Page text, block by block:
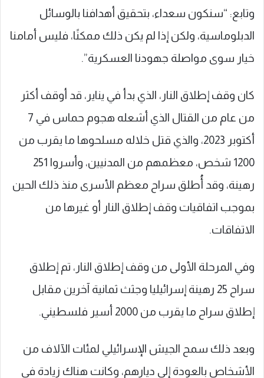
وتابع: “سنكون سعداء، بتحقيق أهدافنا بالوسائل
الدبلوماسية، ولكن إذا لم يكن ذلك ممكنًا، فليس أمامنا
خيار سوى مواصلة جهودنا العسكرية”.
كان وقف إطلاق النار، الذي بدأ في يناير، قد أوقف أكثر
من عام من القتال الذي أشعله هجوم حماس في 7
أكتوبر 2023، والذي قتل خلاله مسلحوها ما يقرب من
1200 شخص، معظمهم من المدنيين، وأسروا 251
رهينة، وقد أُطلق سراح معظم الأسرى منذ ذلك الحين
بموجب اتفاقيات وقف إطلاق النار أو غيرها من
الاتفاقات.
وفي المرحلة الأولى من وقف إطلاق النار، تم إطلاق
سراح 25 رهينة إسرائيليا وجثث ثمانية آخرين مقابل
إطلاق سراح ما يقرب من 2000 أسير فلسطيني.
وبعد ذلك سمح الجيش الإسرائيلي لمئات الآلاف من
الأشخاص بالعودة إلى ديارهم، وكانت هناك زيادة في